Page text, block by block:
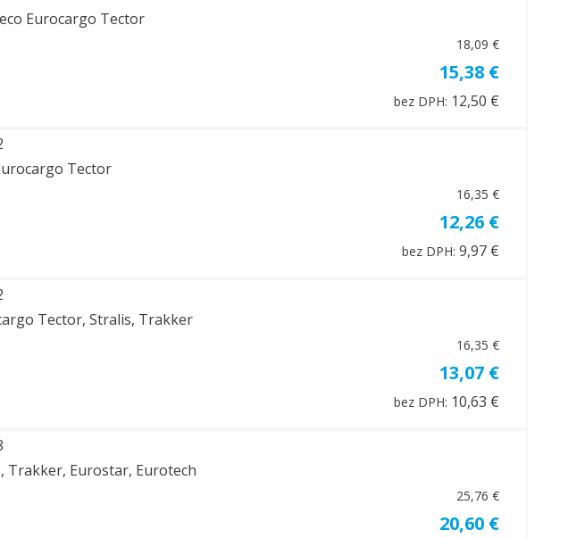
Eurocargo Tector
18,09 €
15,38 €
bez DPH: 12,50 €
Tector
16,35 €
12,26 €
bez DPH: 9,97 €
Tector, Stralis, Trakker
16,35 €
13,07 €
bez DPH: 10,63 €
Trakker, Eurostar, Eurotech
25,76 €
20,60 €